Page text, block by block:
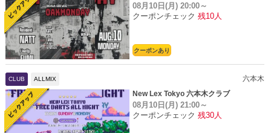
08月10日(月) 20:00～
クーポンチェック 残10人
クーポンあり
CLUB ALLMIX
六本木
New Lex Tokyo 六本木クラブ
08月10日(月) 21:00～
クーポンチェック 残30人